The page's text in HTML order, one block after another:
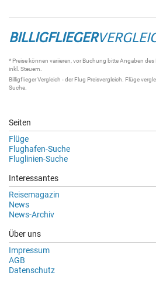
BILLIGFLIEGER
* Preise können variieren, vor Buchung bitte Angaben
inkl. Steuern.
Billigflieger Vergleich - derFlug Preisvergleich Flüge
Suche
Seiten
Flüge
Flughafen-Suche
Fluglinien-Suche
Interessantes
Reisemagazin
News
News-Archiv
Über uns
Impressum
AGB
Datenschutz